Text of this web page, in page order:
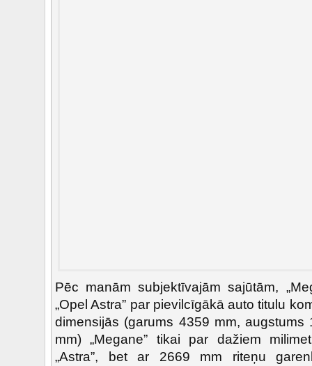
Pēc manām subjektīvajām sajūtām,
„Opel Astra” par pievilcīgākā auto titulu
dimensijās (garums 4359 mm, augstums
mm) „Megane” tikai par dažiem
„Astra”, bet ar 2669 mm riteņu